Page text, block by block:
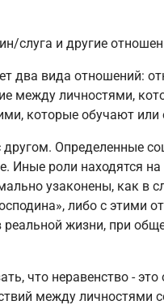
слуга и другие
вида отношений:
между личностями,
которые обучают
Определенные
роли находятся
узаконены, как в
либо с этими
жизни, при
что неравенство -
между личностями